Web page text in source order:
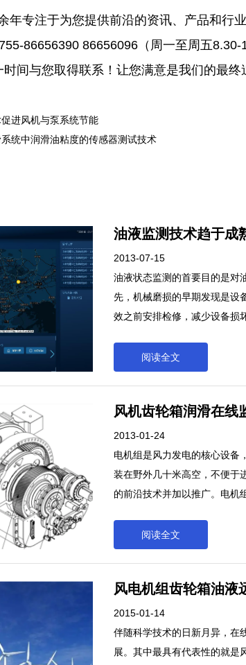
年专注于为您提供前沿的资讯、产品和行
86656390 86656096 （周一至周五8.30-
时间与您取得联系！让您满意是我们的最终
进风机与泵系统节能
统中润滑油粘度的传感器测试技术
油液监测技术趋于成
2013-07-15
油液状态监测的首要目的是对
先，机械磨损的早期发现是设
效之前安排检修，减少设备损
高了生产率。油液状态监测的
现与预警。首先，机械磨损的
修时间，减少故障停机与定期
间隔时间，提高了生产率。
阅读全文
风机齿轮箱润滑在线
2013-01-24
电机组是风力发电的核心设备
装在野外几十米高空，不便于
的前沿技术并加以推广。电机
析，因此在线监测已经成为新
阅读全文
风电机组齿轮箱油液
2015-01-14
伴随科学技术的日新月异，在
展。其中最具有代表性的就是